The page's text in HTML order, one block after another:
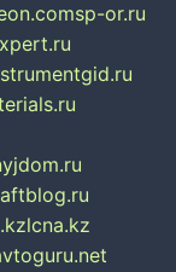
sp-or.ru
lcna.kz